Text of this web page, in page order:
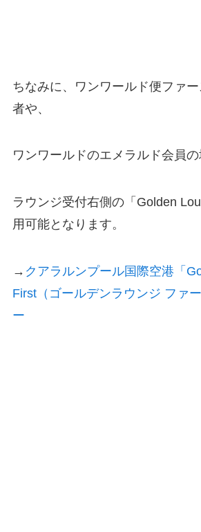
ちなみに、ワンワールド便ファ
者や、
ワンワールドのエメラルド会員の
ラウンジ受付右側の「Golden
用可能となります。
→ クアラルンプール国際空港「
First（ゴールデンラウンジ ファ
ー